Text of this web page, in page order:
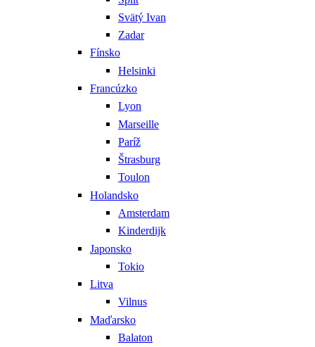
Svätý Ivan
Zadar
Fínsko
Helsinki
Francúzko
Lyon
Marseille
Paríž
Štrasburg
Toulon
Holandsko
Amsterdam
Kinderdijk
Japonsko
Tokio
Litva
Vilnus
Maďarsko
Balaton